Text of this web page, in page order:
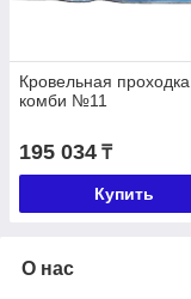
Кровельная проходка
комби №11
195 034 ₸
Купить
О нас